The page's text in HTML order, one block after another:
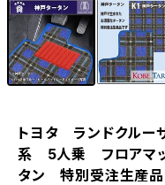
トヨタ ランドクル
系 5人乗 フロアマ
タン 特別受注生産品